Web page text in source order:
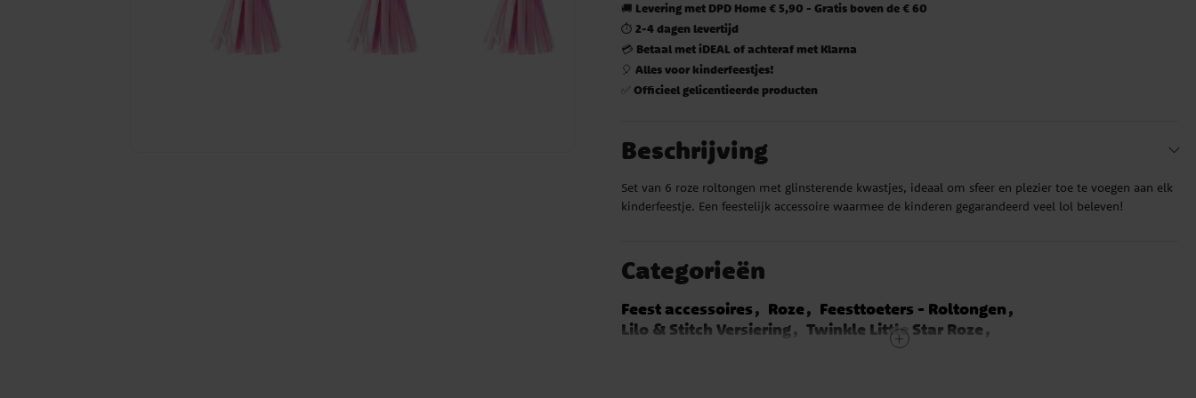
🚚 Levering met DPD Home € 5,90 - Gratis boven de € 60
⏱️2-4 dagen levertijd
💳 Betaal met iDEAL of achteraf met Klarna
🎈Alles voor kinderfeestjes!
✅Officieel gelicentieerde producten
Beschrijving
Set van 6 roze roltongen met glinsterende kwastjes, ideaal om sfeer en plezier toe te voegen aan elk
kinderfeestje. Een feestelijk accessoire waarmee de kinderen gegarandeerd veel lol beleven!
Categorieën
Feest accessoires Roze
Feesttoeters - Roltongen
Lilo & Stitch Versiering
Twinkle Little Star Roze
Minions Versiering